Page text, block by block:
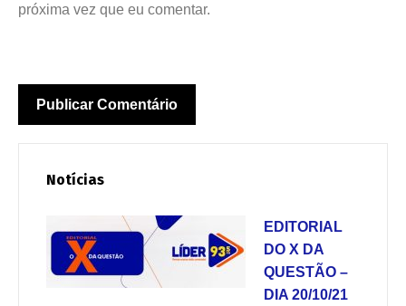
próxima vez que eu comentar.
Notícias
EDITORIAL
DO X DA
QUESTÃO –
DIA 20/10/21